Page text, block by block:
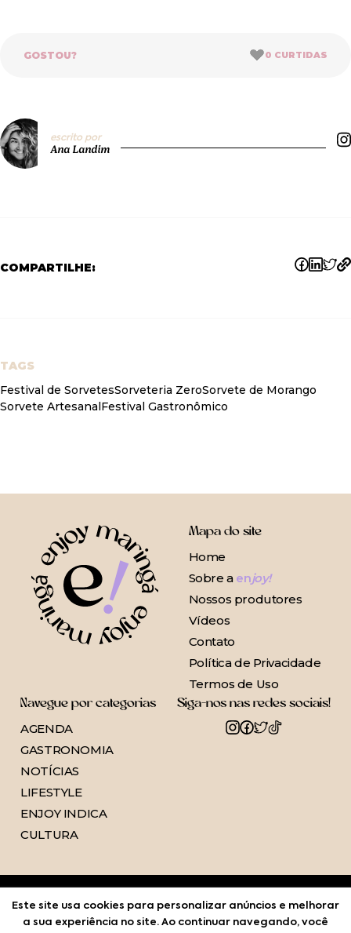
GOSTOU? 0 CURTIDAS
escrito por
Ana Landim
COMPARTILHE:
TAGS
Festival de SorvetesSorveteria ZeroSorvete de Morango
Sorvete ArtesanalFestival Gastronômico
Mapa do site
Home
Sobre a enjoy!
Nossos produtores
Vídeos
Contato
Política de Privacidade
Termos de Uso
Navegue por categorias
AGENDA
GASTRONOMIA
NOTÍCIAS
LIFESTYLE
ENJOY INDICA
CULTURA
Siga-nos nas redes sociais!
Este site usa cookies para personalizar anúncios e melhorar
a sua experiência no site. Ao continuar navegando, você